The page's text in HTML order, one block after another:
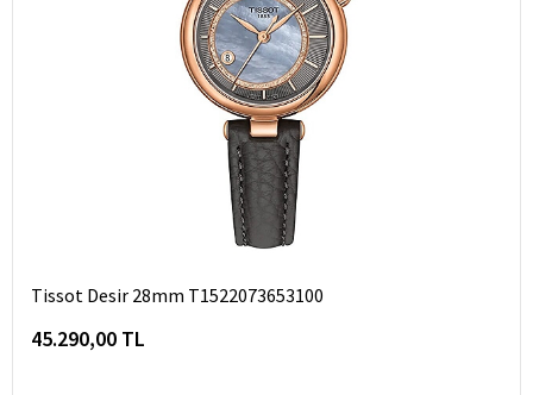
Tissot Desir 28mm T1522073653100
45.290,00 TL